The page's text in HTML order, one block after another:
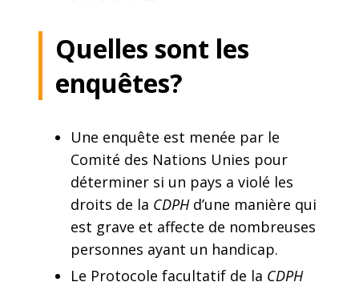
Quelles sont les
enquêtes?
Une enquête est menée par le
Comité des Nations Unies pour
déterminer si un pays a violé les
droits de la CDPHd’une manière qui
est grave et affecte de nombreuses
personnes ayant un handicap.
Le Protocole facultatif de la CDPH